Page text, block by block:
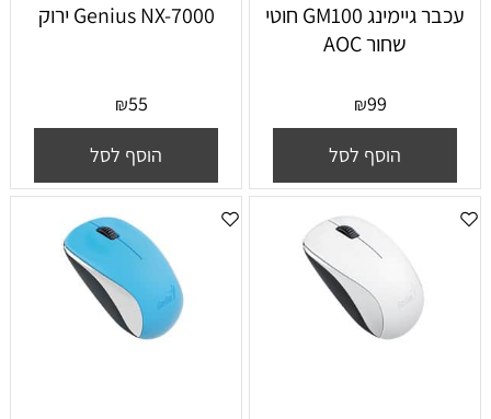
עכבר גיימינג GM100 חוטי
שחור AOC
₪99
הוסף לסל
Genius NX-7000 ירוק
₪55
הוסף לסל